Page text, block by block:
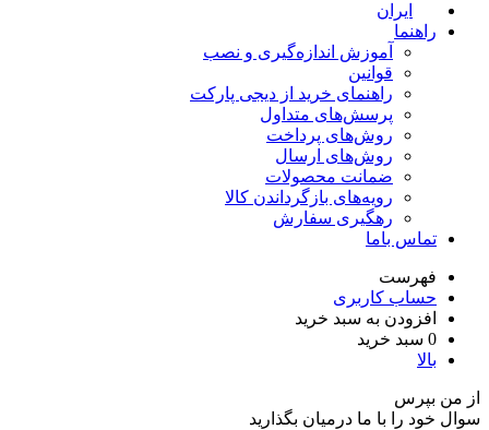
ایران
راهنما
آموزش اندازه‌گیری و نصب
قوانین
راهنمای خرید از دیجی پارکت
پرسش‌های متداول
روش‌های پرداخت
روش‌های ارسال
ضمانت محصولات
رویه‌های بازگرداندن کالا
رهگیری سفارش
تماس باما
فهرست
حساب کاربری
افزودن به سبد خرید
سبد خرید
بالا
من بپرس
خود را با ما درمیان بگذارید